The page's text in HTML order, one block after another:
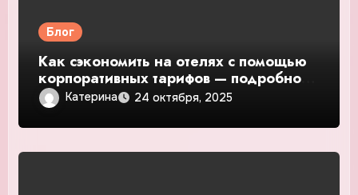
Блог
Как сэкономить на отелях с помощью
корпоративных тарифов — подробное
руководство и обзор
Катерина 24 октября, 2025